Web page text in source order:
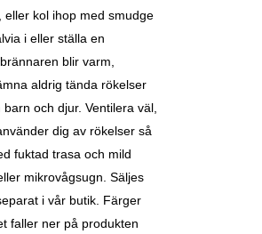
kol ihop med smudge
i eller ställa en
blir varm,
aldrig tända rökelser
och djur. Ventilera väl,
dig av rökelser så
fuktad trasa och mild
mikrovågsugn. Säljes
i vår butik. Färger
faller ner på produkten